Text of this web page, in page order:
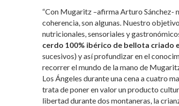
“Con Mugaritz –afirma Arturo Sánchez-
coherencia, son algunas. Nuestro
nutricionales, sensoriales y
cerdo 100% ibérico de bellota criado
sucesivos) y así profundizar en el
recorrer el mundo de la mano de
Los Ángeles durante una cena a cuatro
trata de poner en valor un producto
libertad durante dos montaneras, la